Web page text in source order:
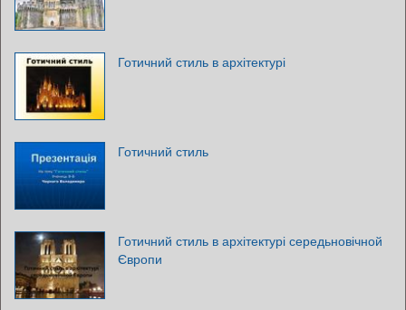
Готичний стиль в архітектурі
Готичний стиль
Готичний стиль в архітектурі середьновічной
Європи